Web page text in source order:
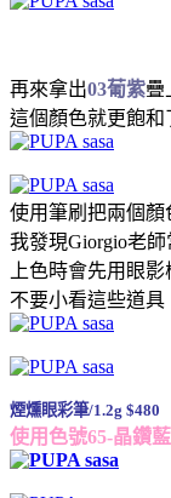
再來拿出03葡紫疊
這個顏色就更飽
使用筆刷把兩個顏
我發現Giorgio老
上色時會先用眼
不要小看這些道具
煙燻眼彩筆/1.2g $480
使用色號65-晶鑽藍